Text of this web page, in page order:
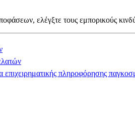
ελέγξτε τους εμπορικούς
πληροφόρησης